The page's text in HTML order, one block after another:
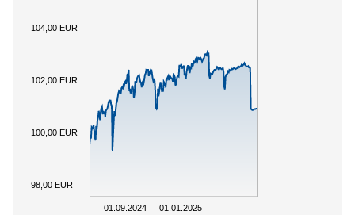
01.09.2024 01.01.2025
98,00 EUR
100,00 EUR
102,00 EUR
104,00 EUR